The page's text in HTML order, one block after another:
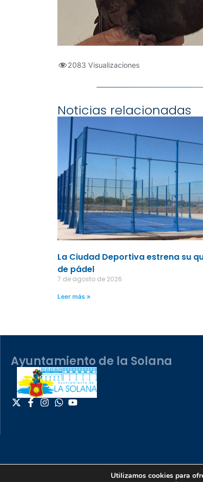
2083 Visualizaciones
Noticias relacionadas
La Ciudad Deportiva estrena su
de pádel
7 de agosto de 2026
Leer más »
Ayuntamiento de la Solana
Utilizamos cookies para